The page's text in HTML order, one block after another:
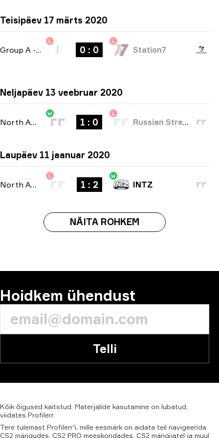
Teisipäev 17 märts 2020
Group A - bo1
L
0 : 0
L
Station7
Neljapäev 13 veebruar 2020
North America Open Qualifier 4 bo1
W
1 : 0
L
Russian Street Party
Laupäev 11 jaanuar 2020
North American Open Qualifier -bo3
L
1 : 2
W
INTZ
NÄITA ROHKEM
Hoidkem ühendust
Telli
Kõik õigused kaitstud. Materjalide kasutamine on lubatud,
viidates Profilerr.
Tere tulemast Profilerr'i, mille eesmärk on aidata teil navigeerida
CS2 mängudes, CS2 PRO meeskondades, CS2 mängijatel ja muul